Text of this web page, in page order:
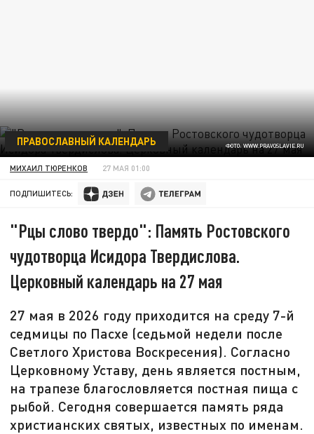
ФОТО: WWW.PRAVOSLAVIE.RU
ПРАВОСЛАВНЫЙ КАЛЕНДАРЬ
МИХАИЛ ТЮРЕНКОВ 27 МАЯ 01:00
ПОДПИШИТЕСЬ:
"Рцы слово твердо": Память Ростовского
чудотворца Исидора Твердислова.
Церковный календарь на 27 мая
27 мая в 2026 году приходится на среду 7-й
седмицы по Пасхе (седьмой недели после
Светлого Христова Воскресения). Согласно
Церковному Уставу, день является постным,
на трапезе благословляется постная пища с
рыбой. Сегодня совершается память ряда
христианских святых, известных по именам.